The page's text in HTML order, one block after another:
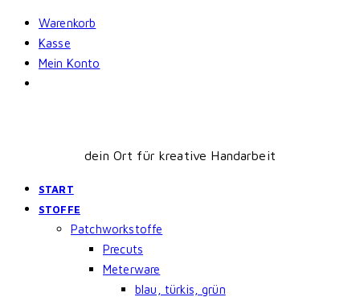
Skip
content
Warenkorb
Kasse
Mein Konto
dein Ort für kreative Handarbeit
START
STOFFE
Patchworkstoffe
Precuts
Meterware
blau, türkis, grün